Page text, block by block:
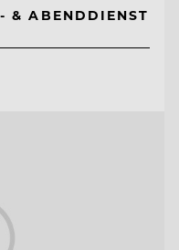
& ABENDDIENST